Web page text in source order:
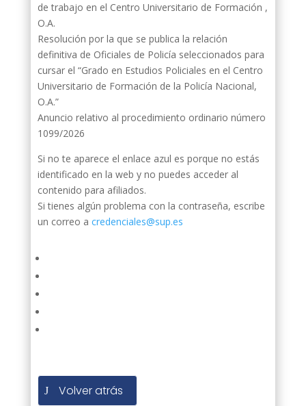
de trabajo en el Centro Universitario de Formación ,
O.A.
Resolución por la que se publica la relación
definitiva de Oficiales de Policía seleccionados para
cursar el “Grado en Estudios Policiales en el Centro
Universitario de Formación de la Policía Nacional,
O.A.”
Anuncio relativo al procedimiento ordinario número
1099/2026
Si no te aparece el enlace azul es porque no estás
identificado en la web y no puedes acceder al
contenido para afiliados.
Si tienes algún problema con la contraseña, escribe
un correo a credenciales@sup.es
Volver atrás